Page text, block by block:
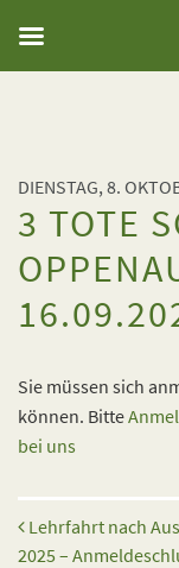
DIENSTAG, 8.
3 TOTE
Sie müssen sich
können. Bitte
bei uns
Beitrags-
Lehrfahrt nach
2025 –